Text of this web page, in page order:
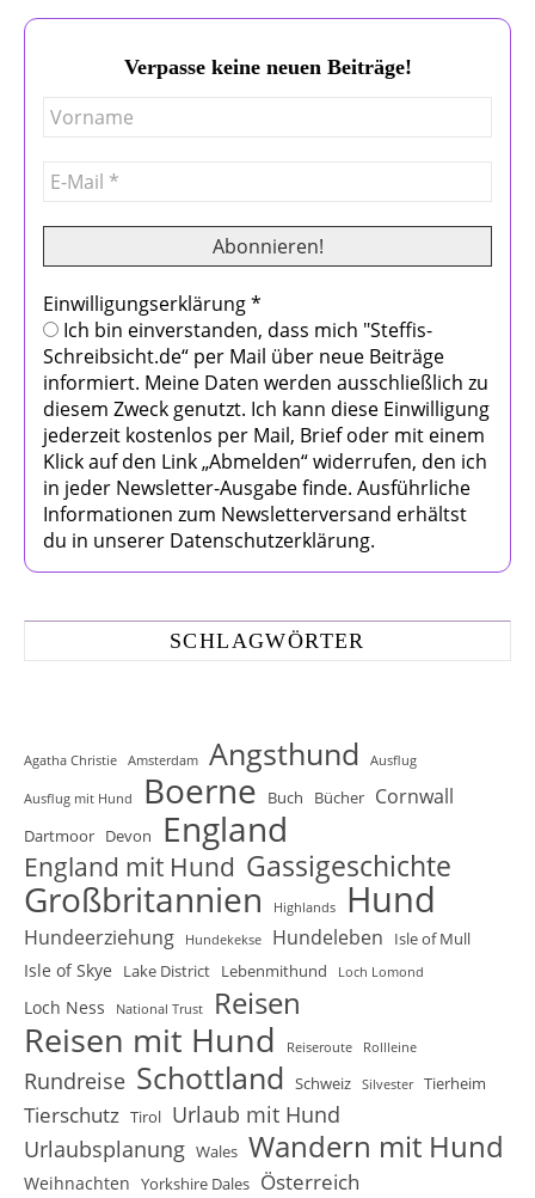
Verpasse keine neuen Beiträge!
Einwilligungserklärung*
Ich bin einverstanden, dass mich "Steffis-
Schreibsicht.de“ per Mail über neue Beiträge
informiert. Meine Daten werden ausschließlich zu
diesem Zweck genutzt. Ich kann diese Einwilligung
jederzeit kostenlos per Mail, Brief oder mit einem
Klick auf den Link „Abmelden“ widerrufen, den ich
in jeder Newsletter-Ausgabe finde. Ausführliche
Informationen zum Newsletterversand erhältst
du in unserer Datenschutzerklärung.
SCHLAGWÖRTER
Agatha Christie Amsterdam Angsthund Ausflug
Ausflug mit Hund Boerne Buch Bücher Cornwall
Dartmoor Devon England
England mit Hund Gassigeschichte
Großbritannien Highlands Hund
Hundeerziehung Hundekekse Hundeleben Isle of Mull
Isle of Skye Lake District Lebenmithund Loch Lomond
Loch Ness National Trust Reisen
Reisen mit Hund Reiseroute Rollleine
Rundreise Schottland Schweiz Silvester Tierheim
Tierschutz Tirol Urlaub mit Hund
Urlaubsplanung Wales Wandern mit Hund
Weihnachten Yorkshire Dales Österreich